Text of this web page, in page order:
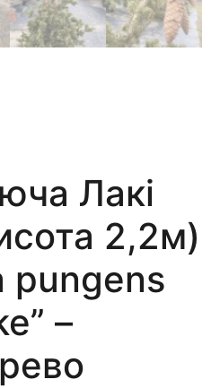
Лакі
2,2м)
pungens
–